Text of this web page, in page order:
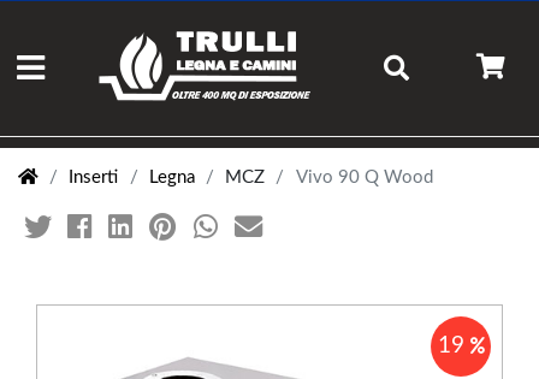
Inserti Legna MCZ Vivo 90 Q Wood
19